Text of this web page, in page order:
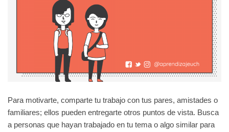
Para motivarte, comparte tu trabajo con tus pares, amistades o
familiares; ellos pueden entregarte otros puntos de vista. Busca
a personas que hayan trabajado en tu tema o algo similar para